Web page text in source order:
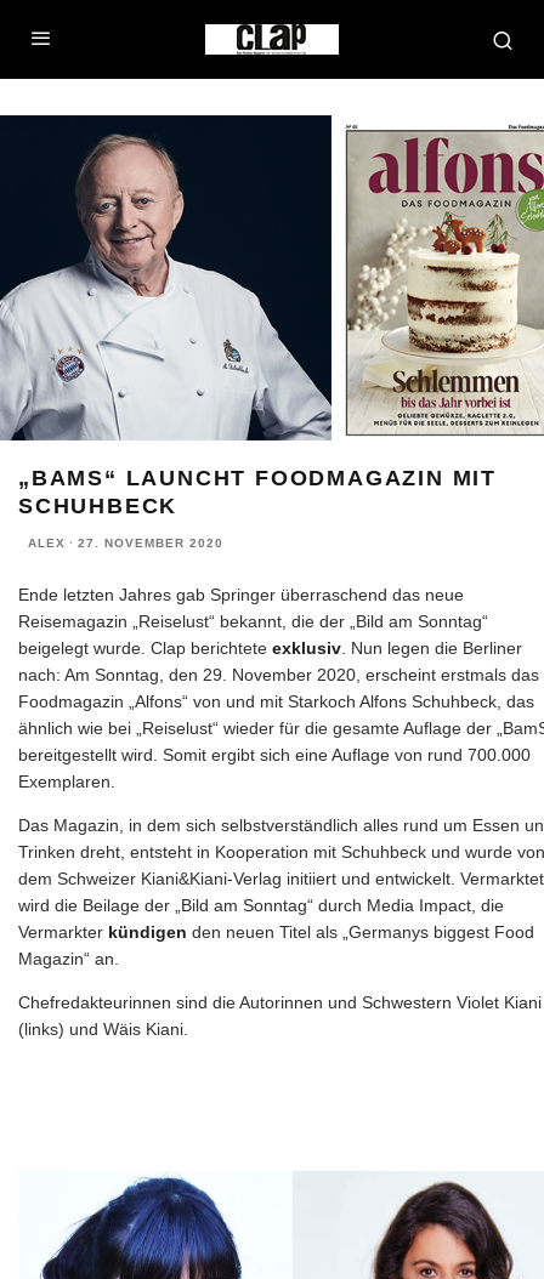
„BAMS“ LAUNCHT FOODMAGAZIN MIT
SCHUHBECK
ALEX · 27. NOVEMBER 2020
Ende letzten Jahres gab Springer überraschend das neue
Reisemagazin „Reiselust“ bekannt, die der „Bild am Sonntag“
beigelegt wurde. Clap berichtete exklusiv . Nun legen die Berliner
nach: Am Sonntag, den 29. November 2020, erscheint erstmals das
Foodmagazin „Alfons“ von und mit Starkoch Alfons Schuhbeck, das
ähnlich wie bei „Reiselust“ wieder für die gesamte Auflage der
bereitgestellt wird. Somit ergibt sich eine Auflage von rund 700.000
Exemplaren.
Das Magazin, in dem sich selbstverständlich alles rund um Essen
Trinken dreht, entsteht in Kooperation mit Schuhbeck und wurde von
dem Schweizer Kiani&Kiani-Verlag initiiert und entwickelt. Vermarktet
wird die Beilage der „Bild am Sonntag“ durch Media Impact, die
Vermarkter kündigen den neuen Titel als „Germanys biggest Food
Magazin“ an.
Chefredakteurinnen sind die Autorinnen und Schwestern Violet Kiani
(links) und Wäis Kiani.